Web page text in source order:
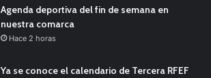
Agenda deportiva del fin de semana en
nuestra comarca
Hace 2 horas
Ya se conoce el calendario de Tercera RFEF